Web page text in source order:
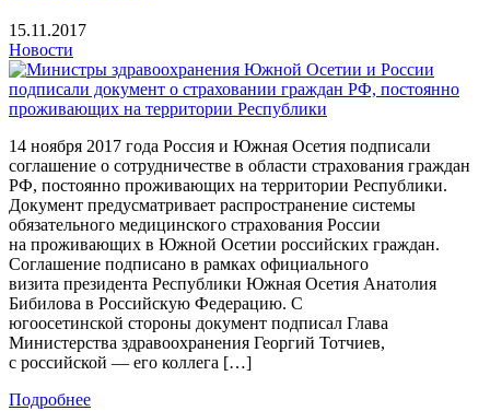
15.11.2017
Новости
14 ноября 2017 года Россия и Южная Осетия подписали
соглашение о сотрудничестве в области страхования граждан
РФ, постоянно проживающих на территории Республики.
Документ предусматривает распространение системы
обязательного медицинского страхования России
на проживающих в Южной Осетии российских граждан.
Соглашение подписано в рамках официального
визита президента Республики Южная Осетия Анатолия
Бибилова в Российскую Федерацию. С
югоосетинской стороны документ подписал Глава
Министерства здравоохранения Георгий Тотчиев,
с российской — его коллега […]
Подробнее